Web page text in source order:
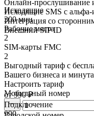
Онлайн-прослушивание
Исходящие SMS с
Интеграция со
Внешний SIP ID
Исходящие
300 мин
Рабочие места
2
SIM-карты FMC
2
Выгодный тариф с
Вашего бизнеса и
Настроить тариф
Мобильный номер
от 990 ₽
Подключение
990